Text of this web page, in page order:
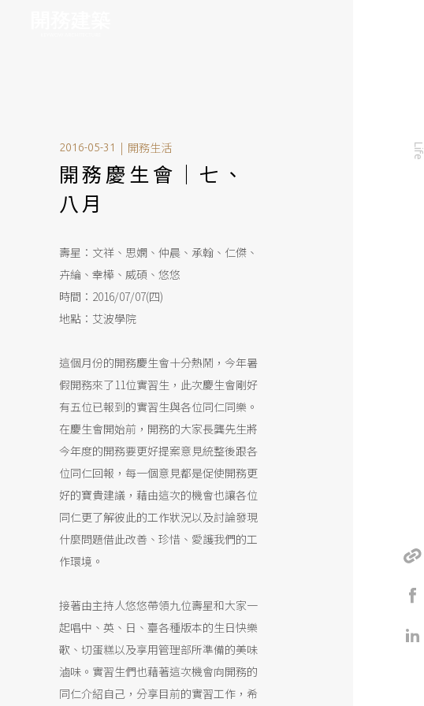
2016-05-31 | 開務生活
開務慶生會｜七、
八月
壽星：文祥、思嫻、仲晨、承翰、仁傑、
卉綸、幸樺、威碩、悠悠
時間：2016/07/07(四)
地點：艾波學院
這個月份的開務慶生會十分熱鬧，今年暑
假開務來了11位實習生，此次慶生會剛好
有五位已報到的實習生與各位同仁同樂。
在慶生會開始前，開務的大家長龔先生將
今年度的開務要更好提案意見統整後跟各
位同仁回報，每一個意見都是促使開務更
好的寶貴建議，藉由這次的機會也讓各位
同仁更了解彼此的工作狀況以及討論發現
什麼問題借此改善、珍惜、愛護我們的工
作環境。
接著由主持人悠悠帶領九位壽星和大家一
起唱中、英、日、臺各種版本的生日快樂
歌、切蛋糕以及享用管理部所準備的美味
滷味。實習生們也藉著這次機會向開務的
同仁介紹自己，分享目前的實習工作，希
Life